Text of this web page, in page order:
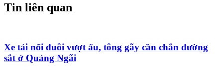
Tin liên quan
Xe tải nối đuôi vượt ẩu, tông gãy cần chắn đường
sắt ở Quảng Ngãi